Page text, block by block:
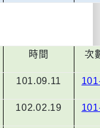
時間 次
101.09.11
102.02.19